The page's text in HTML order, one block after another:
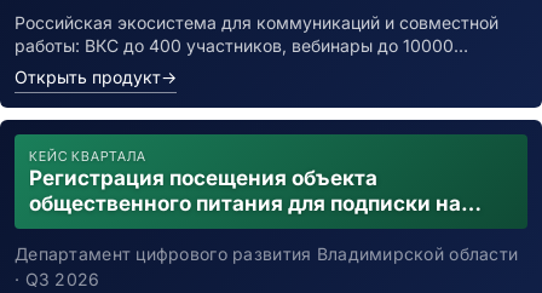
Российская экосистема для коммуникаций и совместной
работы: ВКС до 400 участников, вебинары до 10000…
Открыть продукт→
КЕЙС КВАРТАЛА
Регистрация посещения объекта
общественного питания для подписки на
уведомления о возможном контакте с
заболевшим новой коронавирусной
инфекцией
Департамент цифрового развития Владимирской области
· Q3 2026